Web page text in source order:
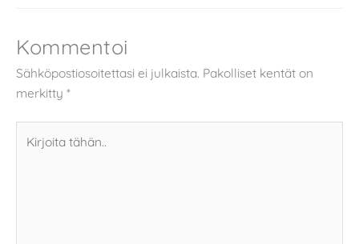
Kommentoi
Sähköpostiosoitettasi ei julkaista. Pakolliset kentät on
merkitty *
tähän..